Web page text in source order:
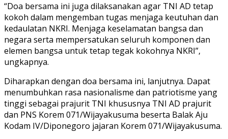
“Doa bersama ini juga dilaksanakan agar TNI AD tetap
kokoh dalam mengemban tugas menjaga keutuhan dan
kedaulatan NKRI. Menjaga keselamatan bangsa dan
negara serta mempersatukan seluruh komponen dan
elemen bangsa untuk tetap tegak kokohnya NKRI”,
ungkapnya.
Diharapkan dengan doa bersama ini, lanjutnya. Dapat
menumbuhkan rasa nasionalisme dan patriotisme yang
tinggi sebagai prajurit TNI khususnya TNI AD prajurit
dan PNS Korem 071/Wijayakusuma beserta Balak Aju
Kodam IV/Diponegoro jajaran Korem 071/Wijayakusuma.